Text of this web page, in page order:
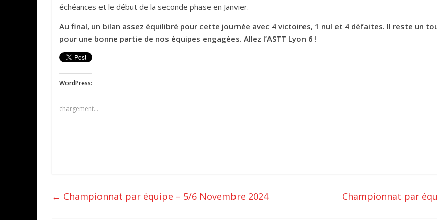
échéances et le début de la seconde phase en Janvier.
Au final, un bilan assez équilibré pour cette journée avec 4 victoires, 1 nul et 4 défaites. Il reste un
pour une bonne partie de nos équipes engagées. Allez l’ASTT Lyon 6 !
WordPress:
chargement…
← Championnat par équipe – 5/6 Novembre 2024 Championnat par